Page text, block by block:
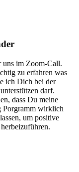
uns im Zoom-Call.
zu erfahren was
ich Dich bei der
darf.
dass Du meine
Porgramm wirklich
um positive